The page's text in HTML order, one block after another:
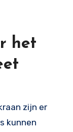
het
zijn er
kunnen